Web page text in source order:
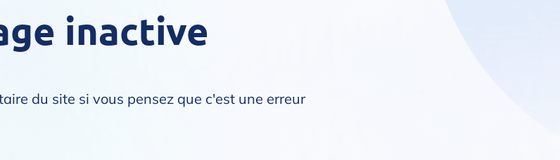
inactive
du site si vous pensez que c'est une erreur